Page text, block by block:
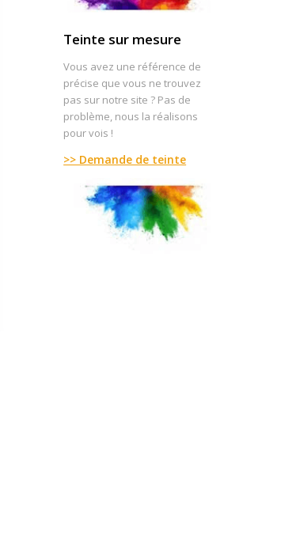
Teinte sur mesure
Vous avez une référence de
précise que vous ne trouvez
pas sur notre site ? Pas de
problème, nous la réalisons
pour vois !
>> Demande de teinte